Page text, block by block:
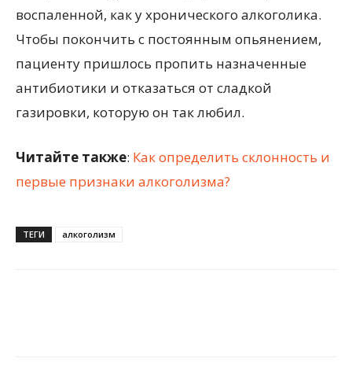
воспаленной, как у хронического алкоголика.
Чтобы покончить с постоянным опьянением,
пациенту пришлось пропить назначенные
антибиотики и отказаться от сладкой
газировки, которую он так любил.
Читайте также: Как определить склонность и
первые признаки алкоголизма?
ТЕГИ алкоголизм